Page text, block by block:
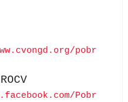
pobr
Pobr